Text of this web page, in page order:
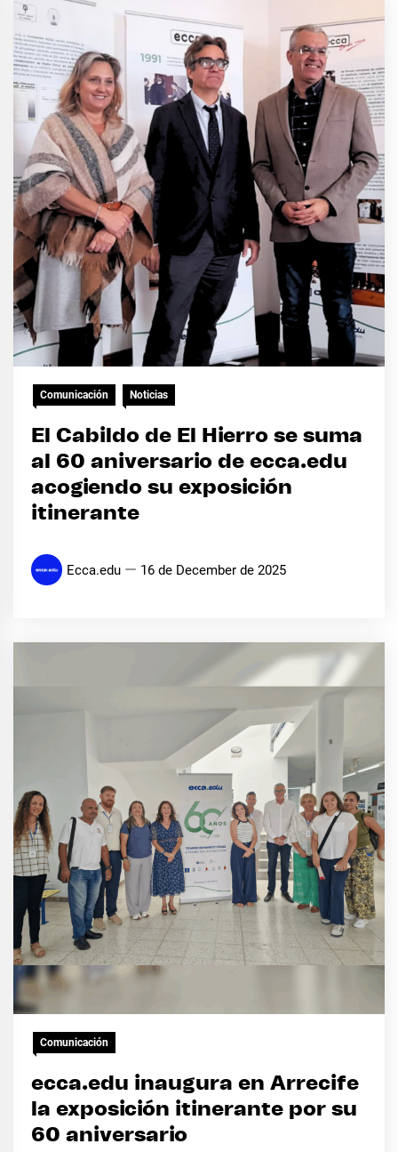
Comunicación Noticias
El Cabildo de El Hierro se suma
al 60 aniversario de ecca.edu
acogiendo su exposición
itinerante
Ecca.edu 16 de December de 2025
Comunicación
ecca.edu inaugura en Arrecife
la exposición itinerante por su
60 aniversario